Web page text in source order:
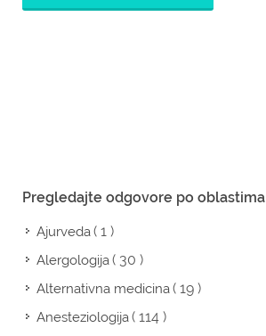
Pregledajte odgovore po oblastima
Ajurveda( 1 )
Alergologija( 30 )
Alternativna medicina( 19 )
Anesteziologija( 114 )